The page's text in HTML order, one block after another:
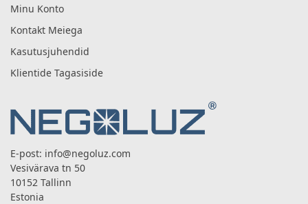
Minu Konto
Kontakt Meiega
Kasutusjuhendid
Klientide Tagasiside
E-post: info@negoluz.com
Vesivärava tn 50
10152 Tallinn
Estonia